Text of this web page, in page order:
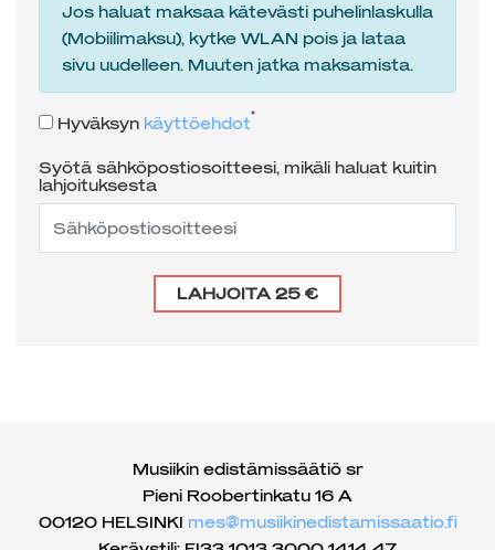
Jos haluat maksaa kätevästi puhelinlaskulla
(Mobiilimaksu), kytke WLAN pois ja lataa
sivu uudelleen. Muuten jatka maksamista.
Hyväksyn käyttöehdot*
Syötä sähköpostiosoitteesi, mikäli haluat kuitin
lahjoituksesta
LAHJOITA 25 €
Musiikin edistämissäätiö sr
Pieni Roobertinkatu 16 A
00120 HELSINKI mes@musiikinedistamissaatio.fi